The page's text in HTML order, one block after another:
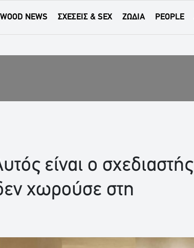
NEWS ΣΧΕΣΕΙΣ & SEX ΖΩΔΙΑ PEOPLE
είναι ο σχεδιαστής
χωρούσε στη